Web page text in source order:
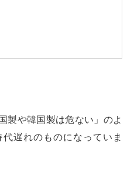
製や韓国製は危ない」のよ
遅れのものになっていま